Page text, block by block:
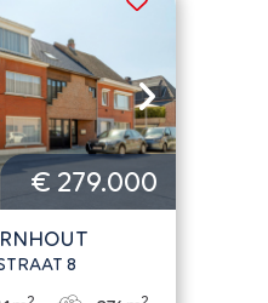
€ 279.000
8